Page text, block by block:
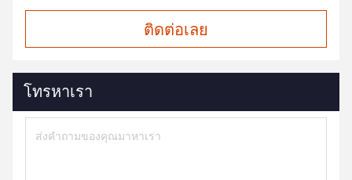
ติดต่อเลย
โทรหาเรา